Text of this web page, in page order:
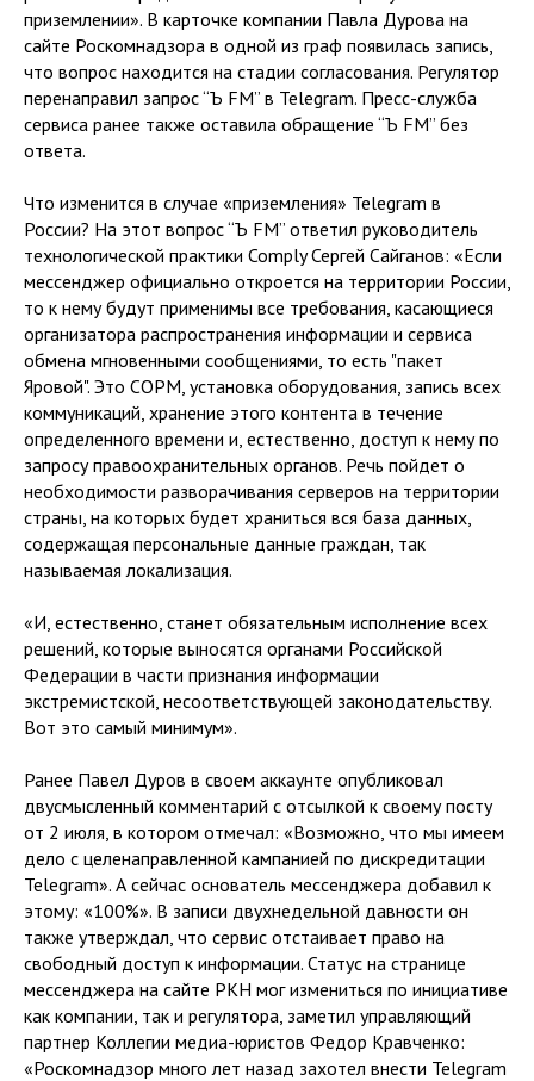
приземлении». В карточке компании Павла Дурова на
сайте Роскомнадзора в одной из граф появилась запись,
что вопрос находится на стадии согласования. Регулятор
перенаправил запрос “Ъ FM” в Telegram. Пресс-служба
сервиса ранее также оставила обращение “Ъ FM” без
ответа.
Что изменится в случае «приземления» Telegram в
России? На этот вопрос “Ъ FM” ответил руководитель
технологической практики Comply Сергей Сайганов: «Если
мессенджер официально откроется на территории России,
то к нему будут применимы все требования, касающиеся
организатора распространения информации и сервиса
обмена мгновенными сообщениями, то есть "пакет
Яровой". Это СОРМ, установка оборудования, запись всех
коммуникаций, хранение этого контента в течение
определенного времени и, естественно, доступ к нему по
запросу правоохранительных органов. Речь пойдет о
необходимости разворачивания серверов на территории
страны, на которых будет храниться вся база данных,
содержащая персональные данные граждан, так
называемая локализация.
«И, естественно, станет обязательным исполнение всех
решений, которые выносятся органами Российской
Федерации в части признания информации
экстремистской, несоответствующей законодательству.
Вот это самый минимум».
Ранее Павел Дуров в своем аккаунте опубликовал
двусмысленный комментарий с отсылкой к своему посту
от 2 июля, в котором отмечал: «Возможно, что мы имеем
дело с целенаправленной кампанией по дискредитации
Telegram». А сейчас основатель мессенджера добавил к
этому: «100%». В записи двухнедельной давности он
также утверждал, что сервис отстаивает право на
свободный доступ к информации. Статус на странице
мессенджера на сайте РКН мог измениться по инициативе
как компании, так и регулятора, заметил управляющий
партнер Коллегии медиа-юристов Федор Кравченко:
«Роскомнадзор много лет назад захотел внести Telegram